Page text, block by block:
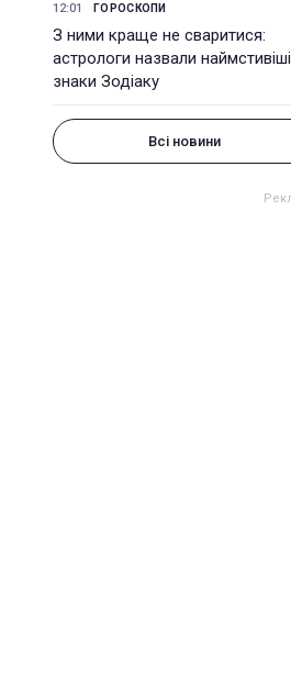
12:01 ГОРОСКОПИ
З ними краще не сваритися:
астрологи назвали наймстивіші
знаки Зодіаку
Всі новини